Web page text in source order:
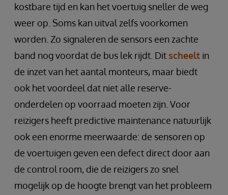
kostbare tijd en kan het voertuig sneller de weg
weer op. Soms kan uitval zelfs voorkomen
worden. Zo signaleren de sensors een zachte
band nog voordat de bus lek rijdt. Dit scheelt in
de inzet van het aantal monteurs, maar biedt
ook het voordeel dat niet alle reserve-
onderdelen op voorraad moeten zijn. Voor
reizigers heeft predictive maintenance natuurlijk
ook een enorme meerwaarde: de sensoren op
de voertuigen geven een defect direct door aan
de control room, die de reizigers zo snel
mogelijk op de hoogte brengt van het probleem